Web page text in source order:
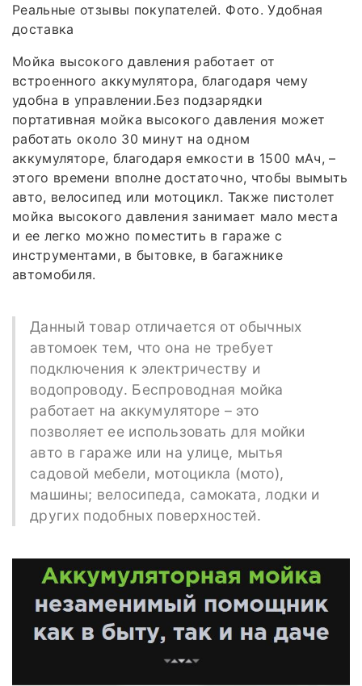
Реальные отзывы покупателей. Фото. Удобная
доставка
Мойка высокого давления работает от
встроенного аккумулятора, благодаря чему
удобна в управлении.Без подзарядки
портативная мойка высокого давления может
работать около 30 минут на одном
аккумуляторе, благодаря емкости в 1500 мАч, –
этого времени вполне достаточно, чтобы вымыть
авто, велосипед или мотоцикл. Также пистолет
мойка высокого давления занимает мало места
и ее легко можно поместить в гараже с
инструментами, в бытовке, в багажнике
автомобиля.
Данный товар отличается от обычных
автомоек тем, что она не требует
подключения к электричеству и
водопроводу. Беспроводная мойка
работает на аккумуляторе – это
позволяет ее использовать для мойки
авто в гараже или на улице, мытья
садовой мебели, мотоцикла (мото),
машины; велосипеда, самоката, лодки и
других подобных поверхностей.